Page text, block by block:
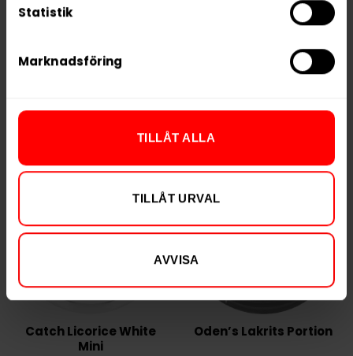
Statistik
Marknadsföring
TILLÅT ALLA
TILLÅT URVAL
AVVISA
479,90 kr
KÖP
449,90 kr
KÖP
Catch Licorice White
Mini
Oden’s Lakrits Portion